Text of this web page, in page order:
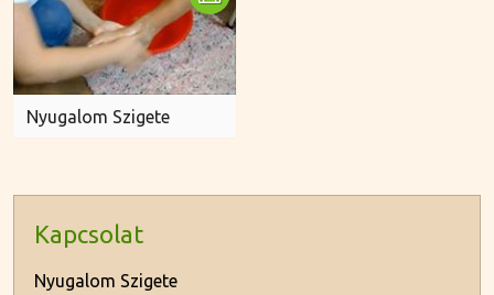
Nyugalom Szigete
Kapcsolat
Nyugalom Szigete